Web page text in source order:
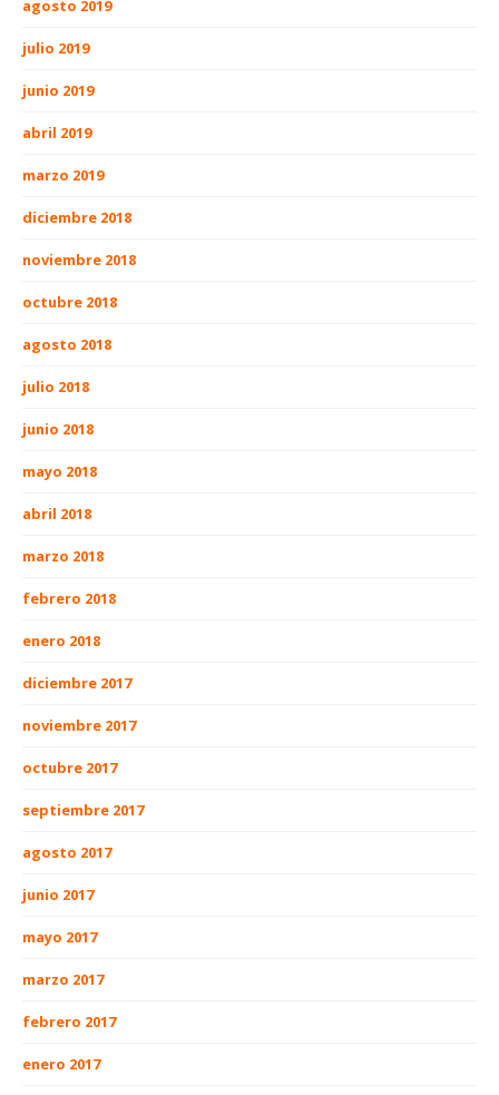
agosto 2019
julio 2019
junio 2019
abril 2019
marzo 2019
diciembre 2018
noviembre 2018
octubre 2018
agosto 2018
julio 2018
junio 2018
mayo 2018
abril 2018
marzo 2018
febrero 2018
enero 2018
diciembre 2017
noviembre 2017
octubre 2017
septiembre 2017
agosto 2017
junio 2017
mayo 2017
marzo 2017
febrero 2017
enero 2017